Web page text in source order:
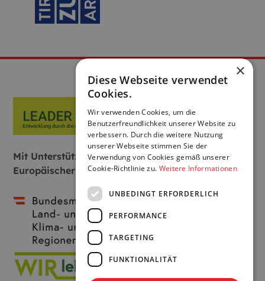
Mit Unterstützung von Bund, Land und
Europäischer Union:
×
Diese Webseite verwendet
Cookies.
Wir verwenden Cookies, um die
Benutzerfreundlichkeit unserer Website zu
verbessern. Durch die weitere Nutzung
unserer Webseite stimmen Sie der
Verwendung von Cookies gemäß unserer
Cookie-Richtlinie zu. Weitere Informationen
UNBEDINGT ERFORDERLICH
PERFORMANCE
TARGETING
FUNKTIONALITÄT